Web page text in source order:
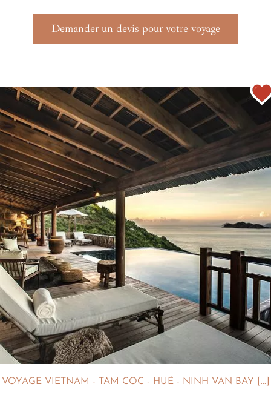
Demander un devis pour votre voyage
VOYAGE VIETNAM - TAM COC - HUÉ - NINH VAN BAY [...]